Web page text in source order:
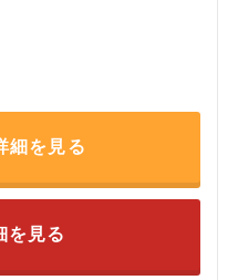
細を見る
を見る